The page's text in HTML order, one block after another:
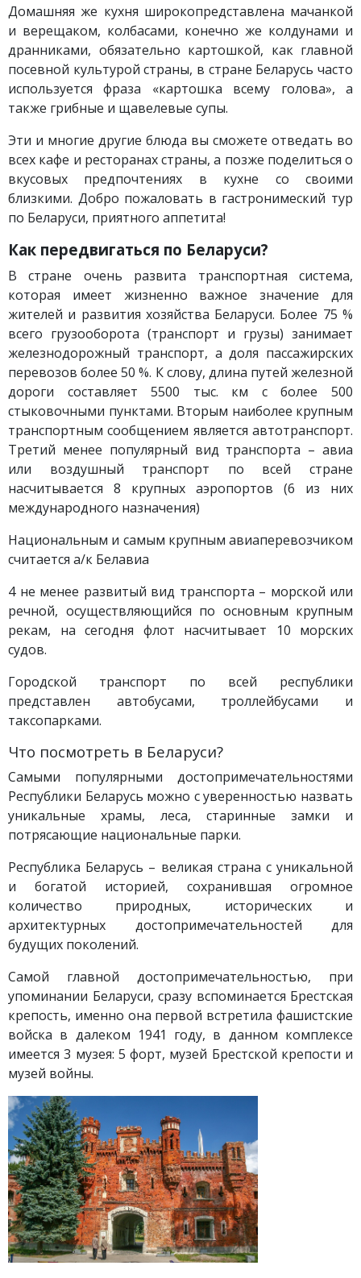
Домашняя же кухня широкопредставлена мачанкой
и верещаком, колбасами, конечно же колдунами и
дранниками, обязательно картошкой, как главной
посевной культурой страны, в стране Беларусь часто
используется фраза «картошка всему голова», а
также грибные и щавелевые супы.
Эти и многие другие блюда вы сможете отведать во
всех кафе и ресторанах страны, а позже поделиться о
вкусовых предпочтениях в кухне со своими
близкими. Добро пожаловать в гастронимеский тур
по Беларуси, приятного аппетита!
Как передвигаться по Беларуси?
В стране очень развита транспортная система,
которая имеет жизненно важное значение для
жителей и развития хозяйства Беларуси. Более 75 %
всего грузооборота (транспорт и грузы) занимает
железнодорожный транспорт, а доля пассажирских
перевозов более 50 %. К слову, длина путей железной
дороги составляет 5500 тыс. км с более 500
стыковочными пунктами. Вторым наиболее крупным
транспортным сообщением является автотранспорт.
Третий менее популярный вид транспорта – авиа
или воздушный транспорт по всей стране
насчитывается 8 крупных аэропортов (6 из них
международного назначения)
Национальным и самым крупным авиаперевозчиком
считается а/к Белавиа
4 не менее развитый вид транспорта – морской или
речной, осуществляющийся по основным крупным
рекам, на сегодня флот насчитывает 10 морских
судов.
Городской транспорт по всей республики
представлен автобусами, троллейбусами и
таксопарками.
Что посмотреть в Беларуси?
Самыми популярными достопримечательностями
Республики Беларусь можно с уверенностью назвать
уникальные храмы, леса, старинные замки и
потрясающие национальные парки.
Республика Беларусь – великая страна с уникальной
и богатой историей, сохранившая огромное
количество природных, исторических и
архитектурных достопримечательностей для
будущих поколений.
Самой главной достопримечательностью, при
упоминании Беларуси, сразу вспоминается Брестская
крепость, именно она первой встретила фашистские
войска в далеком 1941 году, в данном комплексе
имеется 3 музея: 5 форт, музей Брестской крепости и
музей войны.